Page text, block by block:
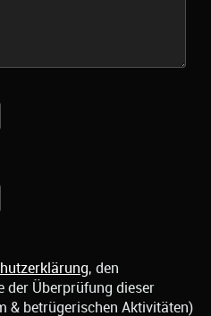
, den
der Überprüfung dieser
& betrügerischen Aktivitäten)